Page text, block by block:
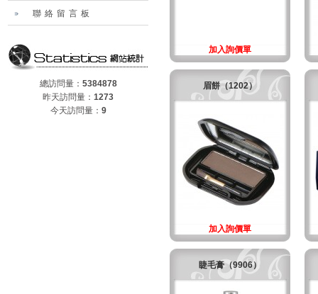
聯絡留言板
總訪問量： 5384878
昨天訪問量： 1273
今天訪問量： 9
加入詢價單
眉餅（1202）
加入詢價單
睫毛膏（9906）